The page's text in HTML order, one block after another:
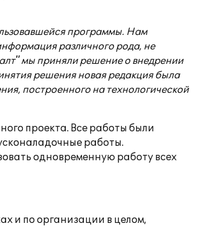
программы. Нам
различного рода, не
мы приняли решение о внедрении
решения новая редакция была
построенного на технологической
проекта. Все работы были
работы.
одновременную работу всех
и по организации в целом,